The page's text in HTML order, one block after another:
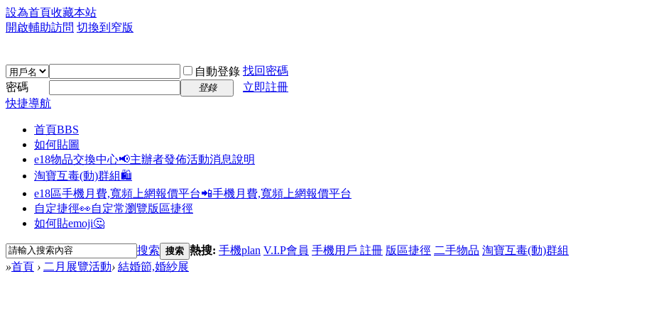
設為首頁收藏本站
開啟輔助訪問 切換到窄版
自動登錄 找回密碼
密碼
登錄
立即註冊
快捷導航
首頁BBS
如何貼圖
e18物品交換中心📢主辦者發佈活動消息說明
淘寶互毒(動)群組🛍️
e18區手機月費,寬頻上網報價平台📲手機月費,寬頻上網報價平台
自定捷徑👀自定常瀏覽版區捷徑
如何貼emoji🤔
搜索 搜索 熱搜: 手機plan V.I.P會員 手機用戶 註冊 版區捷徑 二手物品 淘寶互毒(動)群組
»首頁 › 二月展覽活動› 結婚節,婚紗展